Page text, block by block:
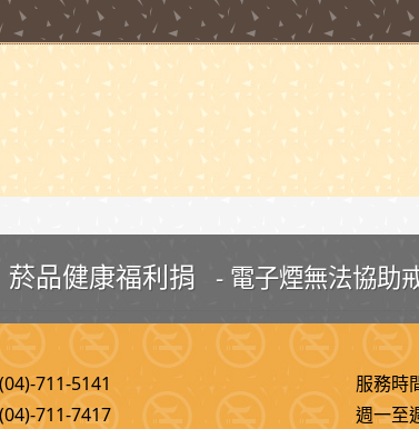
菸品健康福利捐 - 電子煙無法協助
711-5141
711-7417
服務時
週一至